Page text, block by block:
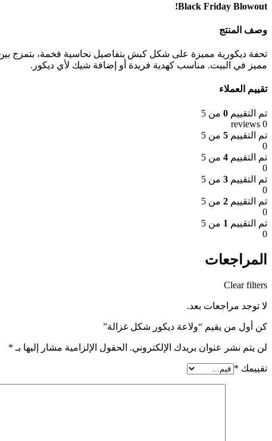
Black Friday Blowout!
وصف المنتج
تحفة ديكورية مميزة على شكل كبش بتفاصيل نحاسية فخمة، بتمزج
مميز في البيت. مناسب كهدية فريدة أو إضافة شيك لأي ديكور.
تقييم العملاء
تم التقييم 0 من 5
0 reviews
تم التقييم 5 من 5
0
تم التقييم 4 من 5
0
تم التقييم 3 من 5
0
تم التقييم 2 من 5
0
تم التقييم 1 من 5
0
المراجعات
Clear filters
لا توجد مراجعات بعد.
كن أول من يقيم “ولاعة ديكور شكل غزالة”
لن يتم نشر عنوان بريدك الإلكتروني. الحقول الإلزامية مشار إليها بـ *
تقييمك *